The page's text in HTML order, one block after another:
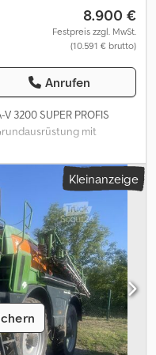
8.900 €
Festpreis zzgl. MwSt.
(10.591 € brutto)
Anrufen
V 3200 SUPER PROFIS
mit
Betätigung
Limiter V+,
3 Crsdpfx Anoy H S
Kleinanzeige